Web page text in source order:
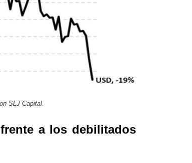
SLJ Capital.
a los debilitados